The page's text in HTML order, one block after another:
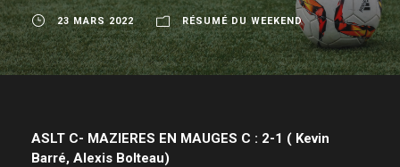
23 MARS 2022 RÉSUMÉ DU WEEKEND
ASLT C- MAZIERES EN MAUGES C : 2-1 ( Kevin
Barré, Alexis Bolteau)